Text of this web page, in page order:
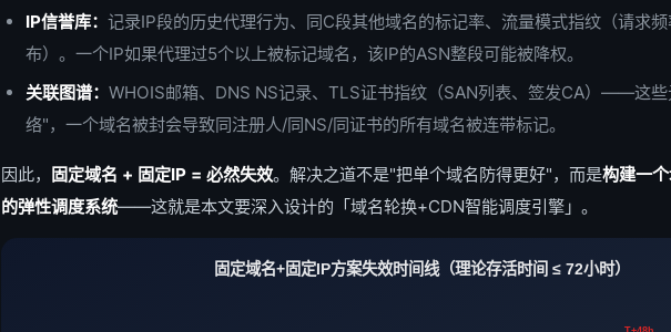
IP信誉库： 记录IP段的历史代理行为、同C段其他域名的标记率、流量模式指纹（请求
布）。一个IP如果代理过5个以上被标记域名，该IP的ASN整段可能被降权。
关联图谱： WHOIS邮箱、DNS NS记录、TLS证书指纹（SAN列表、签发CA）——这
络"，一个域名被封会导致同注册人/同NS/同证书的所有域名被连带标记。
因此， 固定域名 + 固定IP = 必然失效。解决之道不是"把单个域名防得更好"，而是构建一
的弹性调度系统——这就是本文要深入设计的「域名轮换+CDN智能调度引擎」。
固定域名+固定IP方案失效时间线（理论存活时间 ≤ 72小时）